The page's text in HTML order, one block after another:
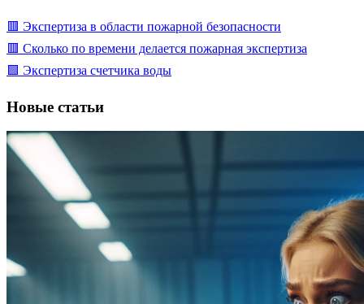
🟥 Экспертиза в области пожарной безопасности
🟥 Сколько по времени делается пожарная экспертиза
🟩 Экспертиза счетчика воды
Новые статьи